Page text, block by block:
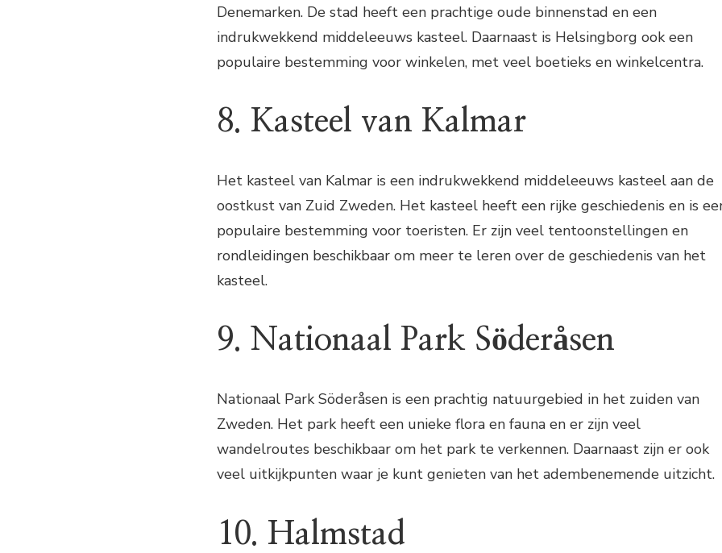
Denemarken. De stad heeft een prachtige oude binnenstad en een
indrukwekkend middeleeuws kasteel. Daarnaast is Helsingborg ook een
populaire bestemming voor winkelen, met veel boetieks en winkelcentra.
8. Kasteel van Kalmar
Het kasteel van Kalmar is een indrukwekkend middeleeuws kasteel aan de
oostkust van Zuid Zweden. Het kasteel heeft een rijke geschiedenis en is
populaire bestemming voor toeristen. Er zijn veel tentoonstellingen en
rondleidingen beschikbaar om meer te leren over de geschiedenis van het
kasteel.
9. Nationaal Park Söderåsen
Nationaal Park Söderåsen is een prachtig natuurgebied in het zuiden van
Zweden. Het park heeft een unieke flora en fauna en er zijn veel
wandelroutes beschikbaar om het park te verkennen. Daarnaast zijn er ook
veel uitkijkpunten waar je kunt genieten van het adembenemende uitzicht.
10. Halmstad